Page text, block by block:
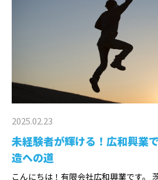
2025.02.23
未経験者が輝ける！広和興業
造への道
こんにちは！有限会社広和興業です。